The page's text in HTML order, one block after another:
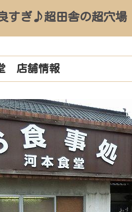
すぎ♪超田舎の超穴場
店舗情報